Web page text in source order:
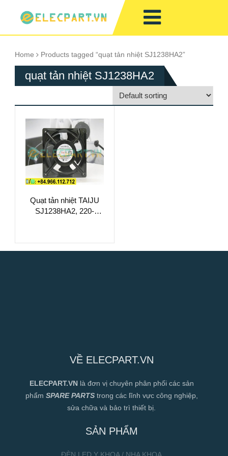
Home Products tagged “quạt tản nhiệt SJ1238HA2”
quạt tản nhiệt SJ1238HA2
Quạt tản nhiệt TAIJU
SJ1238HA2, 220-
VỀ ELECPART.VN
ELECPART.VN là đơn vị chuyên phân phối các sản
phẩm SPARE PARTStrong các lĩnh vực công nghiệp,
sửa chữa và bảo trì thiết bị.
SẢN PHẨM
ĐÈN LED Y KHOA / NHA KHOA